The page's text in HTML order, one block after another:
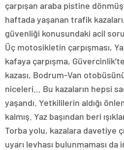
çarpışan araba pistine
haftada yaşanan trafik
güvenliği konusundaki acil
Üç motosikletin çarpışması,
kafaya çarpışma,
kazası, Bodrum-Van
niceleri… Bu kazaların hepsi
yaşandı. Yetkililerin aldığı
kalmış. Yaz başından beri
Torba yolu, kazalara davetiye
uyarı levhası bulunmaması da